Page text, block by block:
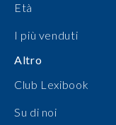
Età
I più venduti
Altro
Club Lexibook
Su di noi